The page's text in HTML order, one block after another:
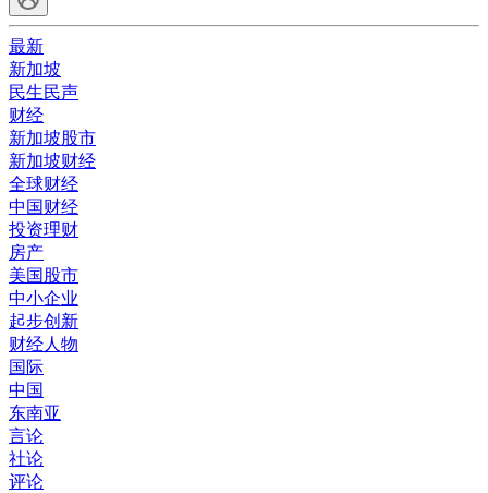
最新
新加坡
民生民声
财经
新加坡股市
新加坡财经
全球财经
中国财经
投资理财
房产
美国股市
中小企业
起步创新
财经人物
国际
中国
东南亚
言论
社论
评论